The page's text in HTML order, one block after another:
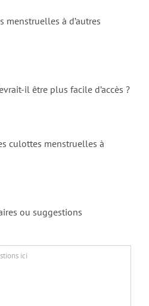
menstruelles à d’autres
il être plus facile d’accès ?
culottes menstruelles à
ou suggestions